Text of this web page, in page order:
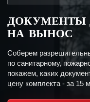
ДОКУМЕНТЫ
НА ВЫНОС
Соберем
по санитарному,
покажем, каких
цену комплекта - за 15